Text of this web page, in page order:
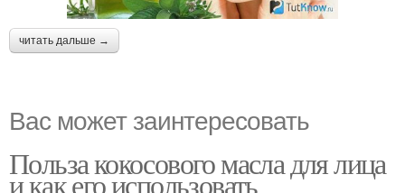
читать дальше →
Вас может заинтересовать
Польза кокосового масла для лица
и как его использовать